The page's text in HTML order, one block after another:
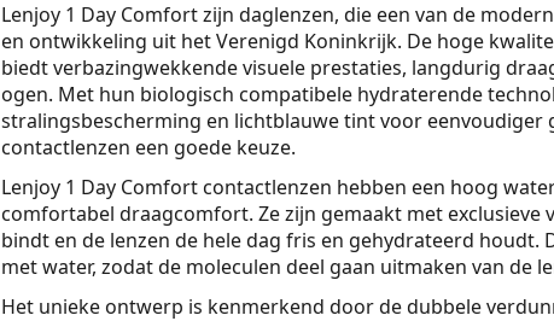
Lenjoy 1 Day Comfort zijn daglenzen, die een van de
en ontwikkeling uit het Verenigd Koninkrijk. De hoge
biedt verbazingwekkende visuele prestaties, langdurig
ogen. Met hun biologisch compatibele hydraterende
stralingsbescherming en lichtblauwe tint voor eenvoudiger
contactlenzen een goede keuze.
Lenjoy 1 Day Comfort contactlenzen hebben een hoog
comfortabel draagcomfort. Ze zijn gemaakt met
bindt en de lenzen de hele dag fris en gehydrateerd
met water, zodat de moleculen deel gaan uitmaken van de
Het unieke ontwerp is kenmerkend door de dubbele